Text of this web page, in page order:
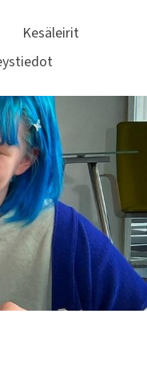
Kesäleirit